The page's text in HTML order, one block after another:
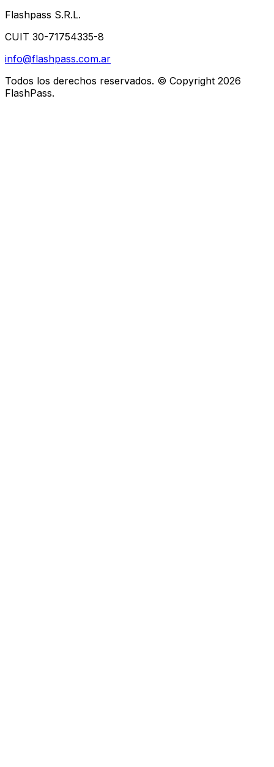
Flashpass S.R.L.
CUIT 30-71754335-8
info@flashpass.com.ar
Todos los derechos reservados. © Copyright 2026
FlashPass.